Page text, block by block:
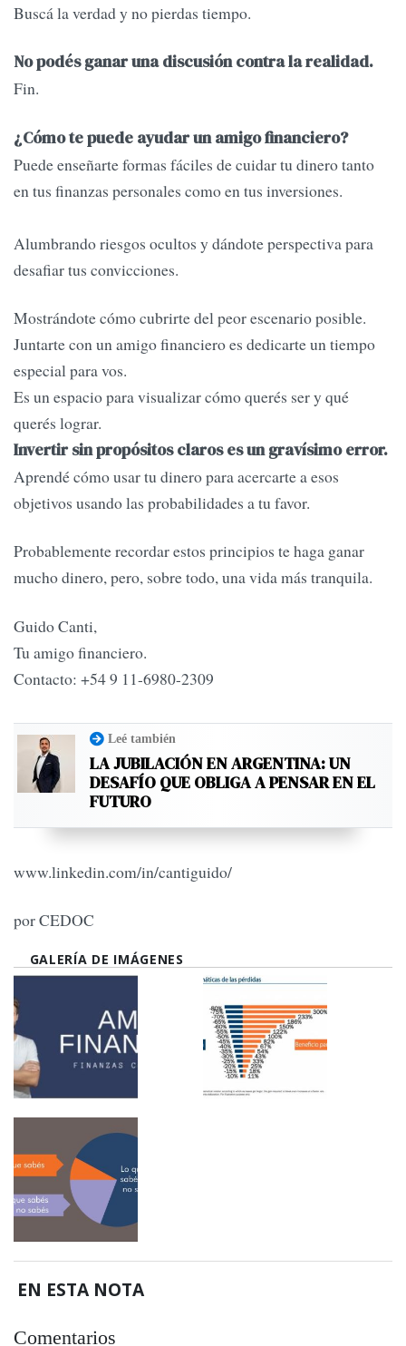
Buscá la verdad y no pierdas tiempo.
No podés ganar una discusión contra la realidad.
Fin.
¿Cómo te puede ayudar un amigo financiero?
Puede enseñarte formas fáciles de cuidar tu dinero tanto
en tus finanzas personales como en tus inversiones.
Alumbrando riesgos ocultos y dándote perspectiva para
desafiar tus convicciones.
Mostrándote cómo cubrirte del peor escenario posible.
Juntarte con un amigo financiero es dedicarte un tiempo
especial para vos.
Es un espacio para visualizar cómo querés ser y qué
querés lograr.
Invertir sin propósitos claros es un gravísimo error.
Aprendé cómo usar tu dinero para acercarte a esos
objetivos usando las probabilidades a tu favor.
Probablemente recordar estos principios te haga ganar
mucho dinero, pero, sobre todo, una vida más tranquila.
Guido Canti,
Tu amigo financiero.
Contacto: +54 9 11-6980-2309
Leé también
LA JUBILACIÓN EN ARGENTINA: UN
DESAFÍO QUE OBLIGA A PENSAR EN EL
FUTURO
www.linkedin.com/in/cantiguido/
por CEDOC
GALERÍA DE IMÁGENES
EN ESTA NOTA
Comentarios